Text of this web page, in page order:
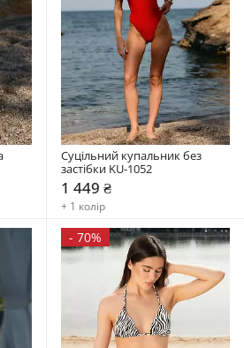
Суцільний купальник без
застібки KU-1052
1 449 ₴
+ 1 колір
- 70%